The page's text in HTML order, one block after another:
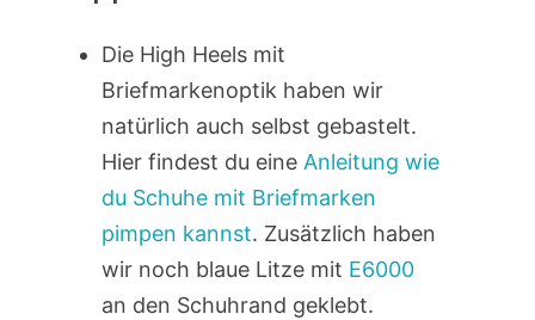
Die High Heels mit
Briefmarkenoptik haben wir
natürlich auch selbst gebastelt.
Hier findest du eine Anleitung wie
du Schuhe mit Briefmarken
pimpen kannst. Zusätzlich haben
wir noch blaue Litze mit E6000
an den Schuhrand geklebt.